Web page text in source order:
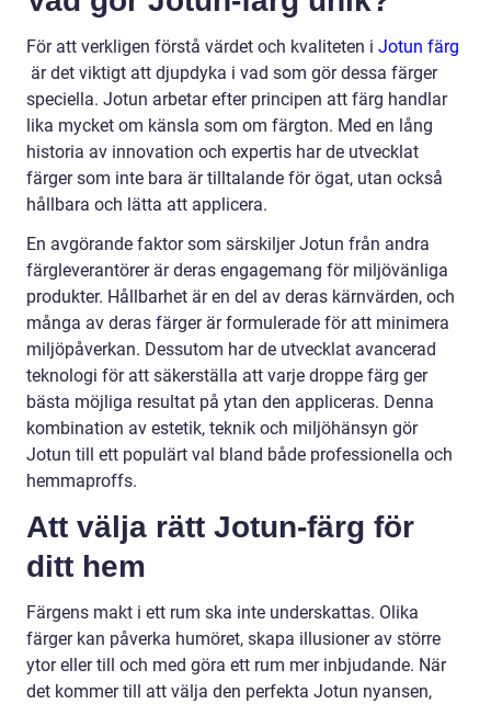
För att verkligen förstå värdet och kvaliteten i Jotun färg
är det viktigt att djupdyka i vad som gör dessa färger
speciella. Jotun arbetar efter principen att färg handlar
lika mycket om känsla som om färgton. Med en lång
historia av innovation och expertis har de utvecklat
färger som inte bara är tilltalande för ögat, utan också
hållbara och lätta att applicera.
En avgörande faktor som särskiljer Jotun från andra
färgleverantörer är deras engagemang för miljövänliga
produkter. Hållbarhet är en del av deras kärnvärden, och
många av deras färger är formulerade för att minimera
miljöpåverkan. Dessutom har de utvecklat avancerad
teknologi för att säkerställa att varje droppe färg ger
bästa möjliga resultat på ytan den appliceras. Denna
kombination av estetik, teknik och miljöhänsyn gör
Jotun till ett populärt val bland både professionella och
hemmaproffs.
Att välja rätt Jotun-färg för
ditt hem
Färgens makt i ett rum ska inte underskattas. Olika
färger kan påverka humöret, skapa illusioner av större
ytor eller till och med göra ett rum mer inbjudande. När
det kommer till att välja den perfekta Jotun nyansen,